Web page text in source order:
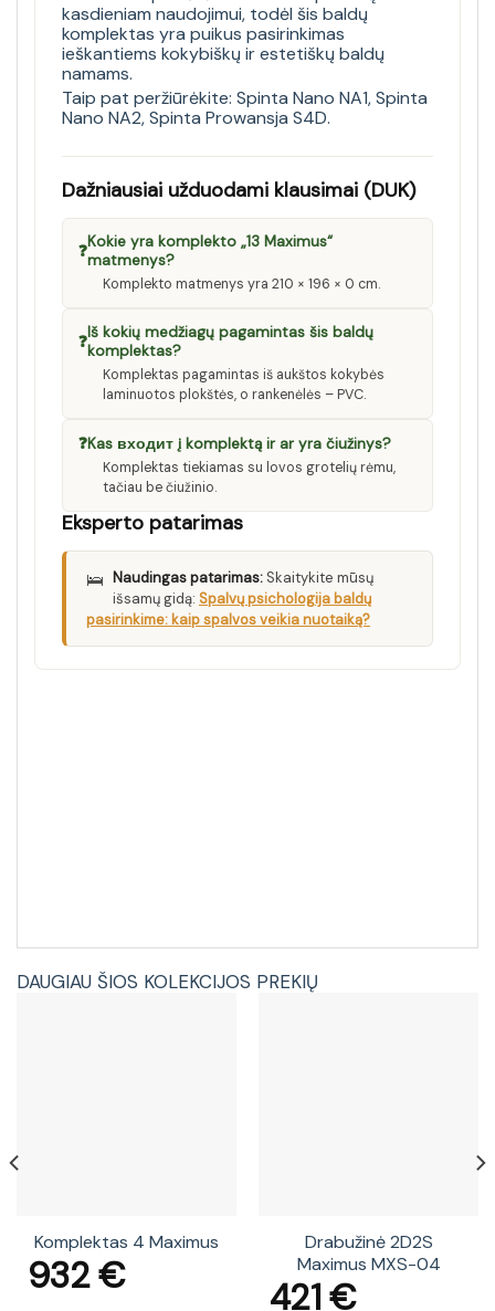
kasdieniam naudojimui, todėl šis baldų
komplektas yra puikus pasirinkimas
ieškantiems kokybiškų ir estetiškų baldų
namams.
Taip pat peržiūrėkite: Spinta Nano NA1,Spinta
Nano NA2,Spinta Prowansja S4D.
Dažniausiai užduodami klausimai (DUK)
❓Kokie yra komplekto „13 Maximus“
matmenys?
Komplekto matmenys yra 210 × 196 × 0 cm.
❓Iš kokių medžiagų pagamintas šis baldų
komplektas?
Komplektas pagamintas iš aukštos kokybės
laminuotos plokštės, o rankenėlės – PVC.
❓Kas входит į komplektą ir ar yra čiužinys?
Komplektas tiekiamas su lovos grotelių rėmu,
tačiau be čiužinio.
Eksperto patarimas
🛌 Naudingas patarimas: Skaitykite mūsų
išsamų gidą: Spalvų psichologija baldų
pasirinkime: kaip spalvos veikia nuotaiką?
DAUGIAU ŠIOS KOLEKCIJOS PREKIŲ
Komplektas 4 Maximus
932€
Drabužinė 2D2S
Maximus MXS-04
421€